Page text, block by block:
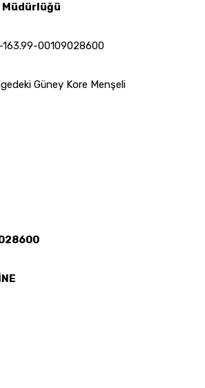
Müdürlüğü
163.99-00109028600
Güney Kore Menşeli